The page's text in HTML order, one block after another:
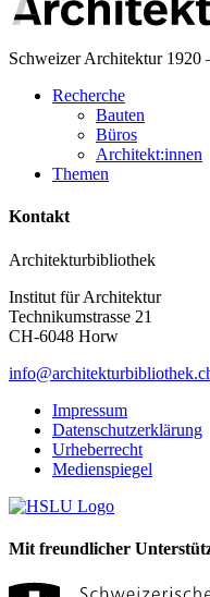
Schweizer Architektur 1920
Recherche
Bauten
Büros
Architekt:innen
Themen
Kontakt
Architekturbibliothek
Institut für Architektur
Technikumstrasse 21
CH-6048 Horw
Impressum
Datenschutzerklärung
Urheberrecht
Medienspiegel
Mit freundlicher